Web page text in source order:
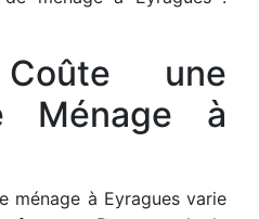
une
Ménage à
ménage à Eyragues varie